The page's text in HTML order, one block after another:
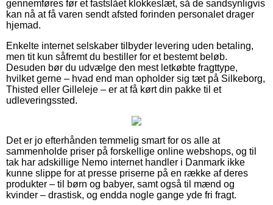
gennemføres før et fastslået klokkeslæt, så de sandsynligvis
kan nå at få varen sendt afsted forinden personalet drager
hjemad.
Enkelte internet selskaber tilbyder levering uden betaling,
men tit kun såfremt du bestiller for et bestemt beløb.
Desuden bør du udvælge den mest letkøbte fragttype,
hvilket gerne – hvad end man opholder sig tæt på Silkeborg,
Thisted eller Gilleleje – er at få kørt din pakke til et
udleveringssted.
Det er jo efterhånden temmelig smart for os alle at
sammenholde priser på forskellige online webshops, og til
tak har adskillige Nemo internet handler i Danmark ikke
kunne slippe for at presse priserne på en række af deres
produkter – til børn og babyer, samt også til mænd og
kvinder – drastisk, og endda nogle gange yde fri fragt.